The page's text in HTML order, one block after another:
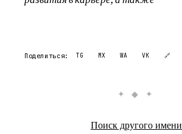
Поделиться: TG MX WA VK 🔗
✦ ◆ ✦
Поиск другого имени